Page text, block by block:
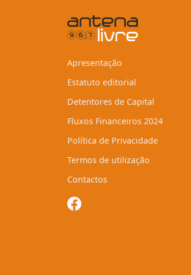
Apresentação
Estatuto editorial
Detentores de Capital
Fluxos Financeiros 2024
Política de Privacidade
Termos de utilização
Contactos